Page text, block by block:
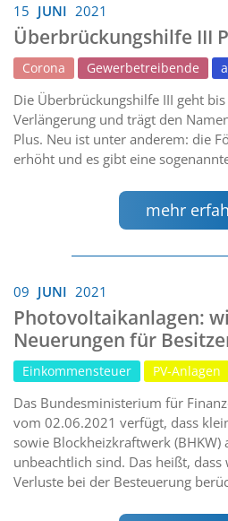
15 JUNI 2021
Überbrückungshilfe III
Corona Gewerbetreibende
Die Überbrückungshilfe III geht
Verlängerung und trägt den
Plus. Neu ist unter anderem: die
erhöht und es gibt eine
mehr
09 JUNI 2021
Photovoltaikanlagen:
Neuerungen für
Einkommensteuer PV-Anlagen
Das Bundesministerium für
vom 02.06.2021 verfügt, dass
sowie Blockheizkraftwerk (BHKW)
unbeachtlich sind. Das heißt,
Verluste bei der Besteuerung